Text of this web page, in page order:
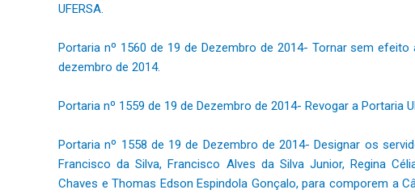
UFERSA.
Portaria nº 1560 de 19 de Dezembro de 2014- Tornar sem efeito
dezembro de 2014.
Portaria nº 1559 de 19 de Dezembro de 2014- Revogar a Portaria
Portaria nº 1558 de 19 de Dezembro de 2014- Designar os
Francisco da Silva, Francisco Alves da Silva Junior, Regina
Chaves e Thomas Edson Espindola Gonçalo, para comporem a